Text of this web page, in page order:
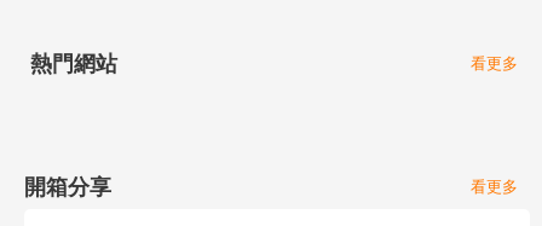
熱門網站 看更多
開箱分享 看更多